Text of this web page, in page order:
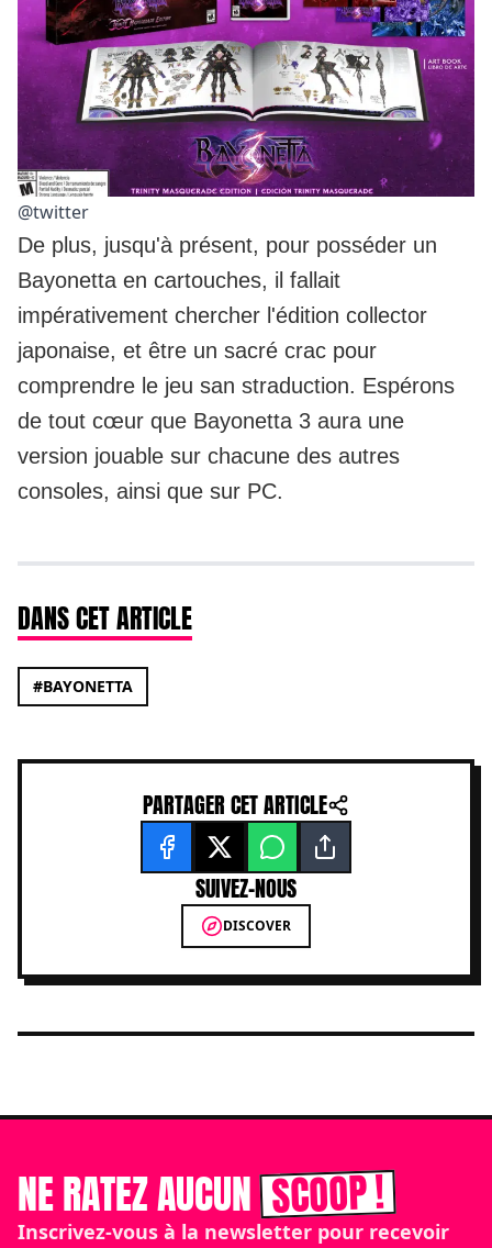
@twitter
De plus, jusqu'à présent, pour posséder un
Bayonetta en cartouches, il fallait
impérativement chercher l'édition collector
japonaise, et être un sacré crac pour
comprendre le jeu san straduction. Espérons
de tout cœur que Bayonetta 3 aura une
version jouable sur chacune des autres
consoles, ainsi que sur PC.
DANS CET ARTICLE
#BAYONETTA
PARTAGER CET ARTICLE
SUIVEZ-NOUS
DISCOVER
NE RATEZ AUCUNSCOOP !
Inscrivez-vous à la newsletter pour recevoir